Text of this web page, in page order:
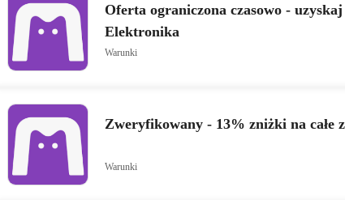
Oferta ograniczona czasowo -
Elektronika
Warunki
Zweryfikowany - 13% zniżki na całe
Warunki